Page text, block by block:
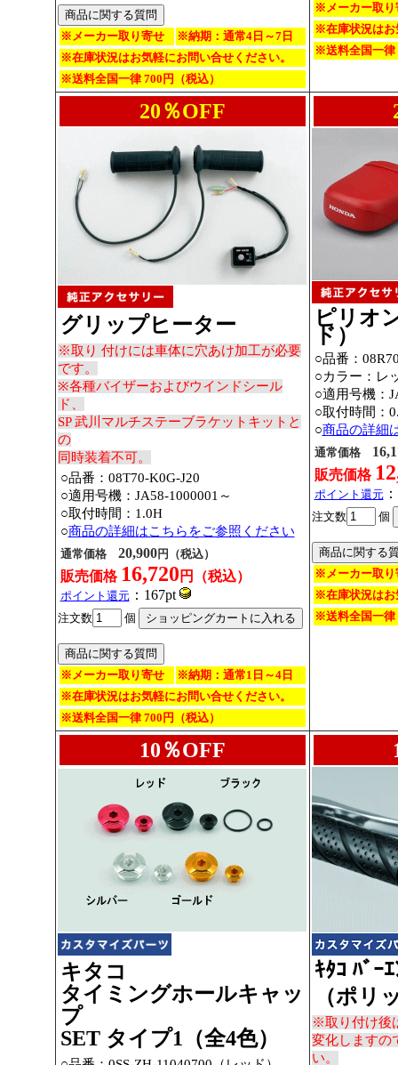
※メーカー取り寄せ
※納期：通常4日～7日
※在庫状況はお気軽にお問い合せください。
※送料全国一律 700円（税込）
※メーカー取り
※在庫状況はお
※送料全国一律
20％OFF
グリップヒーター
※取り 付けには車体に穴あけ加工が必要
です。
※各種バイザーおよびウインドシール
ド、
SP 武川マルチステーブラケットキットと
の
同時装着不可。
○品番：08T70-K0G-J20
○適用号機：JA58-1000001～
○取付時間：1.0H
○商品の詳細はこちらをご参照ください
通常価格 20,900円（税込）
販売価格 16,720 円（税込）
ポイント還元：167pt
注文数 個
※メーカー取り寄せ
※納期：通常1日～4日
※在庫状況はお気軽にお問い合せください。
※送料全国一律 700円（税込）
ピリオ
ド）
○品番：
○カラー：レ
○適用号機：
○取付時間：
○商品の詳細
通常価格
販売価格
ポイント還元
注文数 個
※メーカー取り
※在庫状況はお
※送料全国一律
10％OFF
キタコ
タイミングホールキャッ
プ
SET タイプ1（全4色）
ｷﾀｺ ﾊﾞｰ
（ポリ
※取り付け後
変化しますの
い。